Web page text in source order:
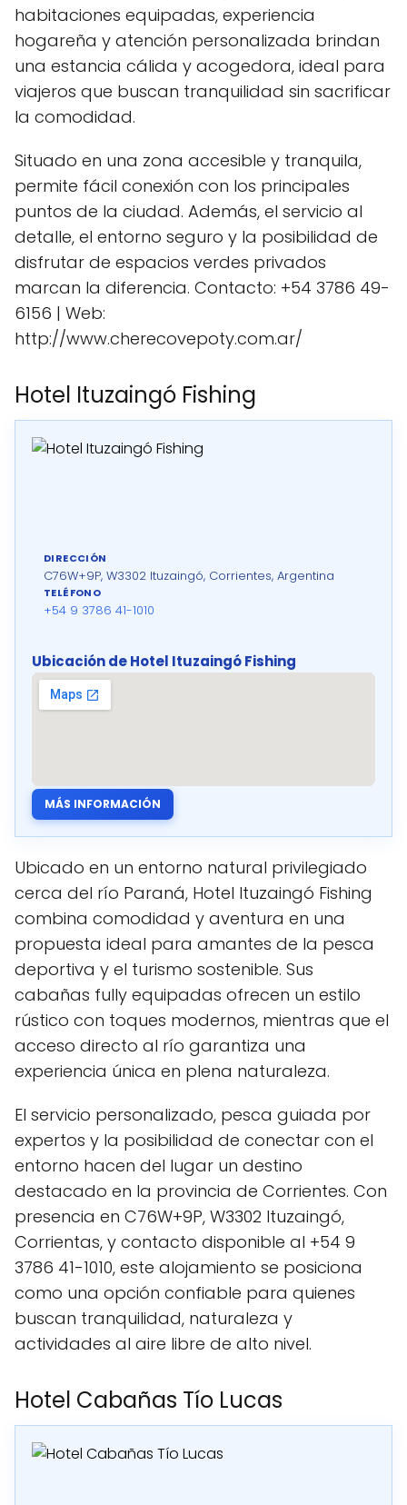
habitaciones equipadas, experiencia
hogareña y atención personalizada brindan
una estancia cálida y acogedora, ideal para
viajeros que buscan tranquilidad sin sacrificar
la comodidad.
Situado en una zona accesible y tranquila,
permite fácil conexión con los principales
puntos de la ciudad. Además, el servicio al
detalle, el entorno seguro y la posibilidad de
disfrutar de espacios verdes privados
marcan la diferencia. Contacto: +54 3786 49-
6156 | Web:
http://www.cherecovepoty.com.ar/
Hotel Ituzaingó Fishing
DIRECCIÓN
C76W+9P, W3302 Ituzaingó, Corrientes, Argentina
TELÉFONO
+54 9 3786 41-1010
Ubicación de Hotel Ituzaingó Fishing
MÁS INFORMACIÓN
Ubicado en un entorno natural privilegiado
cerca del río Paraná, Hotel Ituzaingó Fishing
combina comodidad y aventura en una
propuesta ideal para amantes de la pesca
deportiva y el turismo sostenible. Sus
cabañas fully equipadas ofrecen un estilo
rústico con toques modernos, mientras que el
acceso directo al río garantiza una
experiencia única en plena naturaleza.
El servicio personalizado, pesca guiada por
expertos y la posibilidad de conectar con el
entorno hacen del lugar un destino
destacado en la provincia de Corrientes. Con
presencia en C76W+9P, W3302 Ituzaingó,
Corrientas, y contacto disponible al +54 9
3786 41-1010, este alojamiento se posiciona
como una opción confiable para quienes
buscan tranquilidad, naturaleza y
actividades al aire libre de alto nivel.
Hotel Cabañas Tío Lucas